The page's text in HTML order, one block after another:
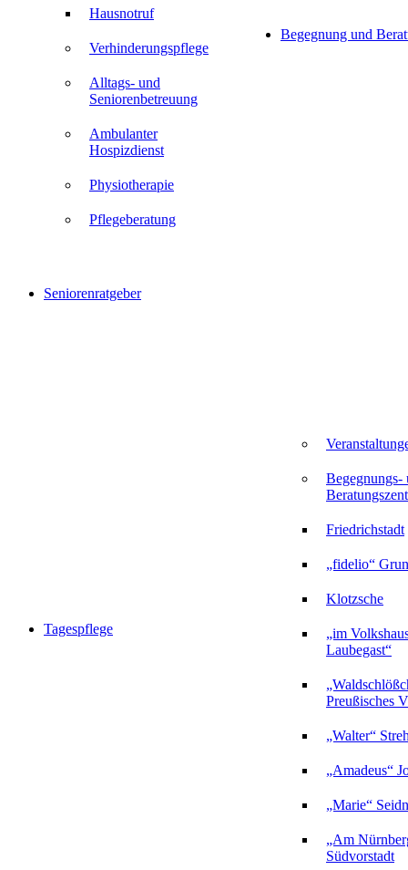
Seniorenratgeber
Hausnotruf
Verhinderungspflege
Alltags- und
Seniorenbetreuung
Ambulanter
Hospizdienst
Physiotherapie
Pflegeberatung
Tagespflege
Begegnung und
Begegnungs-
Friedrichstadt
„fidelio“
Klotzsche
„im
Laubegast“
Preußisches
„Walter“
„Amadeus“
„Marie“
„Am
Südvorstadt